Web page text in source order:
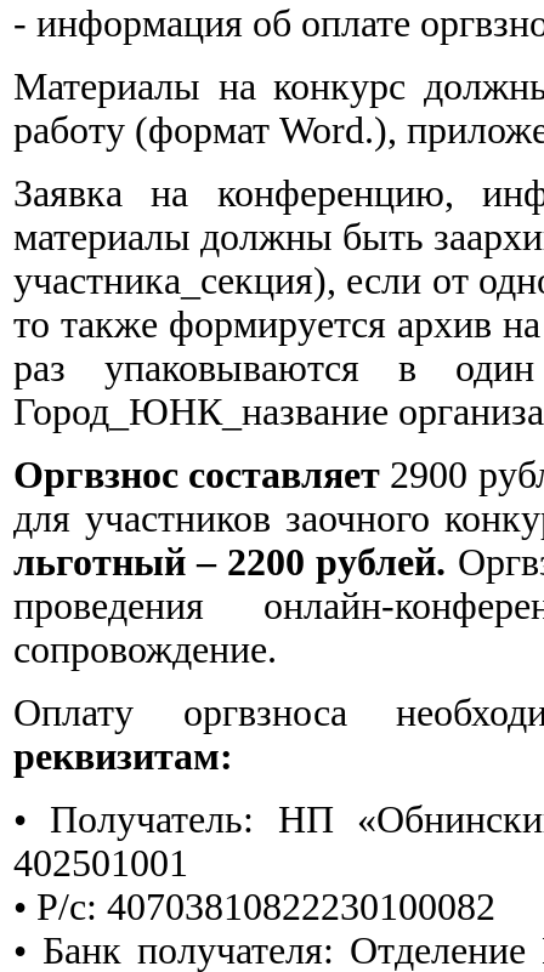
- информация об оплате
Материалы на конкурс
работу (формат Word.),
Заявка на конференцию,
материалы должны быть
участника_секция), если от
то также формируется архив
раз упаковываются в
Город_ЮНК_название
Оргвзнос составляет 2900
для участников заочного
льготный – 2200 рублей.
проведения онлайн-
сопровождение.
Оплату оргвзноса
реквизитам:
• Получатель: НП
402501001
• Р/с: 40703810822230100082
• Банк получателя: